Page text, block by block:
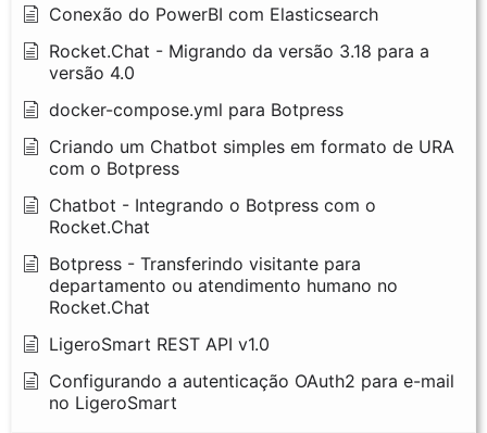
Conexão do PowerBI com Elasticsearch
Rocket.Chat - Migrando da versão 3.18 para a
versão 4.0
docker-compose.yml para Botpress
Criando um Chatbot simples em formato de URA
com o Botpress
Chatbot - Integrando o Botpress com o
Rocket.Chat
Botpress - Transferindo visitante para
departamento ou atendimento humano no
Rocket.Chat
LigeroSmart REST API v1.0
Configurando a autenticação OAuth2 para e-mail
no LigeroSmart